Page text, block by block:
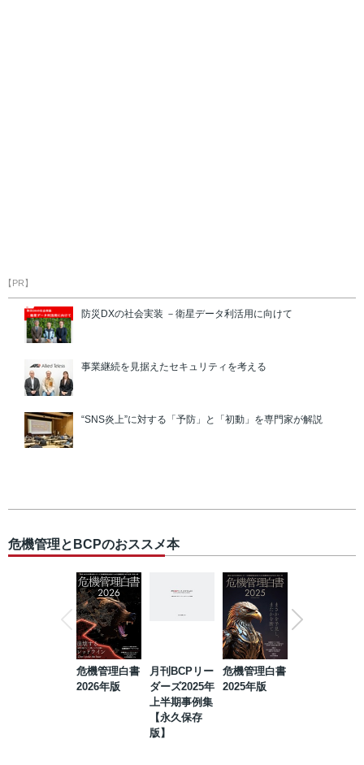
【PR】
防災DXの社会実装 －衛星データ利活用に向けて
事業継続を見据えたセキュリティを考える
“SNS炎上”に対する「予防」と「初動」を専門家が解説
危機管理とBCPのおススメ本
危機管理白書
2026年版
月刊BCPリー
ダーズ2025年
上半期事例集
【永久保存
版】
危機管理白書
2025年版